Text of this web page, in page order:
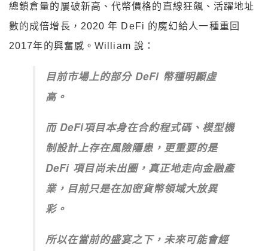
總鎖倉量的屢破新高、代幣價格的直線狂飆、活躍地址
數的成倍增長，2020 年 DeFi 的魔幻給人一種重回
2017年的興奮感。William 說：
目前市場上的部分 DeFi 幣種明顯虛
高。
而 DeFi項目本身在合約程式碼、模型機
制設計上存在風險隱患，更重要的是
DeFi 項目尚未出圈，真正地走向金融產
業，目前只是在加密貨幣領域大放異
彩。
所以在當前的盛宴之下，未來可能會經